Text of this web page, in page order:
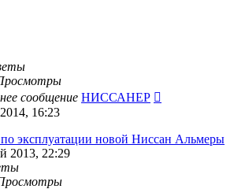
сообщение НИССАНЕР
16:23
по эксплуатации новой Ниссан Альмеры
2013, 22:29